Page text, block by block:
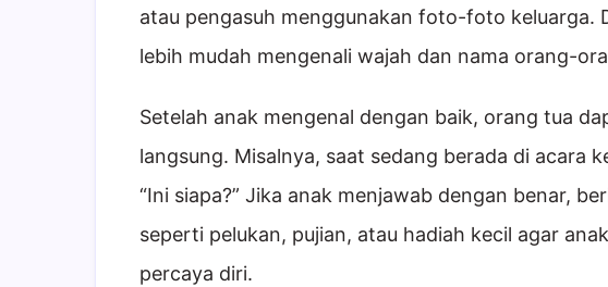
atau pengasuh menggunakan foto-foto keluarga.
lebih mudah mengenali wajah dan nama orang-
Setelah anak mengenal dengan baik, orang tua
langsung. Misalnya, saat sedang berada di acara
“Ini siapa?” Jika anak menjawab dengan benar,
seperti pelukan, pujian, atau hadiah kecil agar
percaya diri.